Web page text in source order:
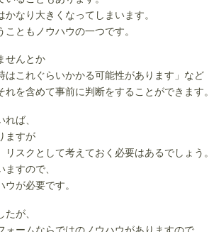
なり大きくなってしまいます。
ともノウハウの一つです。
せんとか
はこれぐらいかかる可能性があります」など
を含めて事前に判断をすることができます。
ば、
ますが
スクとして考えておく必要はあるでしょう。
すので、
が必要です。
が、